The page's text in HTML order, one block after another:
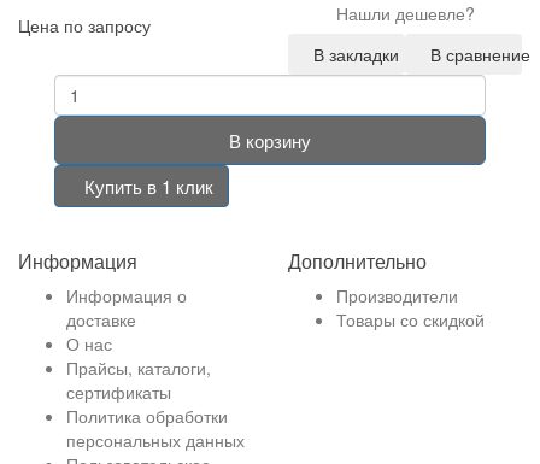
Цена по запросу
Нашли дешевле?
В закладки
В сравнение
В корзину
Купить в 1 клик
Информация
Информация о
доставке
О нас
Прайсы, каталоги,
сертификаты
Политика обработки
персональных данных
Дополнительно
Производители
Товары со скидкой